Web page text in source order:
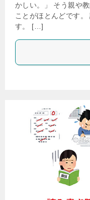
かしい。」 そう親や
ことがほとんどです
す。 […]